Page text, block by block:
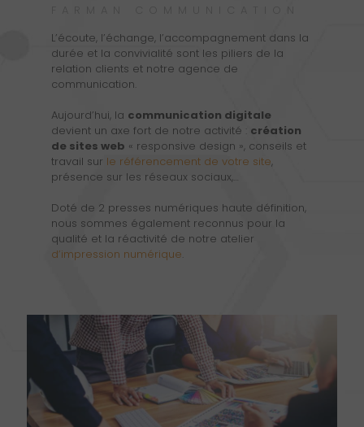
L’écoute, l’échange, l’accompagnement dans la
durée et la convivialité sont les piliers de la
relation clients et notre agence de
communication.
Aujourd’hui, la communication digitale
devient un axe fort de notre activité : création
de sites web « responsive design », conseils et
travail sur le référencement de votre site,
présence sur les réseaux sociaux,…
Doté de 2 presses numériques haute définition,
nous sommes également reconnus pour la
qualité et la réactivité de notre atelier
d’impression numérique